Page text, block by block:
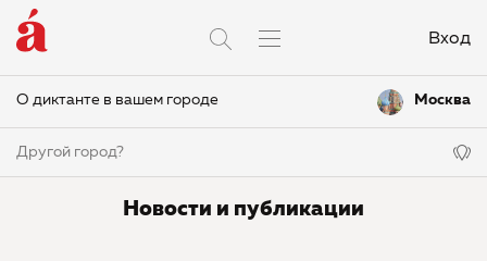
Вход
О диктанте в вашем городе Москва
Другой город?
Новости и публикации